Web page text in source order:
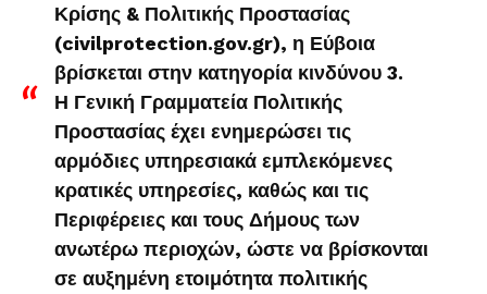
Κρίσης & Πολιτικής Προστασίας
(civilprotection.gov.gr), η Εύβοια
βρίσκεται στην κατηγορία κινδύνου 3.
Η Γενική Γραμματεία Πολιτικής
Προστασίας έχει ενημερώσει τις
αρμόδιες υπηρεσιακά εμπλεκόμενες
κρατικές υπηρεσίες, καθώς και τις
Περιφέρειες και τους Δήμους των
ανωτέρω περιοχών, ώστε να βρίσκονται
σε αυξημένη ετοιμότητα πολιτικής